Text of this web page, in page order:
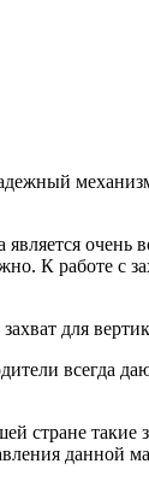
очень
К работе с
для
всегда
стране такие
данной